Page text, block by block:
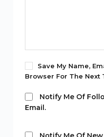
Save My Name,
Browser For The Next
Notify Me Of
Email.